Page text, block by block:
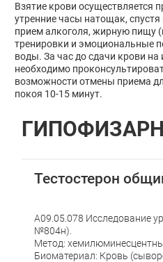
Взятие крови осуществляется
утренние часы натощак,
прием алкоголя, жирную пищу
тренировки и эмоциональные
воды. За час до сдачи крови
необходимо
возможности отмены приема
покоя 10-15 минут.
Тестостерон
A09.05.078 Исследование
№804н).
Метод:
Биоматериал: Кровь